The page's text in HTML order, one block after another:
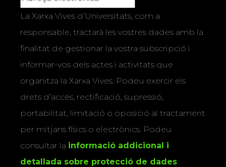
La Xarxa Vives d’Universitats, com a
responsable, tractarà les vostres dades amb la
finalitat de gestionar la vostra subscripció i
informar-vos dels actes i activitats que
organitza la Xarxa Vives. Podeu exercir els
drets d’accés, rectificació, supressió,
portabilitat, limitació o oposició al tractament
per mitjans físics o electrònics. Podeu
consultar la informació addicional i
detallada sobre protecció de dades.